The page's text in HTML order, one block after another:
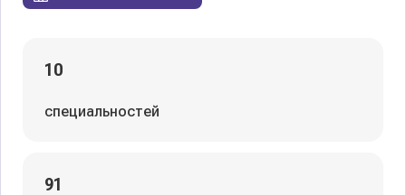
10
специальностей
91